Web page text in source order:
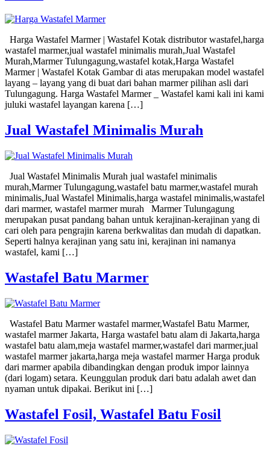
Harga Wastafel Marmer | Wastafel Kotak distributor wastafel,harga
wastafel marmer,jual wastafel minimalis murah,Jual Wastafel
Murah,Marmer Tulungagung,wastafel kotak,Harga Wastafel
Marmer | Wastafel Kotak Gambar di atas merupakan model wastafel
layang – layang yang di buat dari bahan marmer pilihan asli dari
Tulungagung. Harga Wastafel Marmer _ Wastafel kami kali ini kami
juluki wastafel layangan karena […]
Jual Wastafel Minimalis Murah
Jual Wastafel Minimalis Murah jual wastafel minimalis
murah,Marmer Tulungagung,wastafel batu marmer,wastafel murah
minimalis,Jual Wastafel Minimalis,harga wastafel minimalis,wastafel
dari marmer, wastafel marmer murah Marmer Tulungagung
merupakan pusat pandang bahan untuk kerajinan-kerajinan yang di
cari oleh para pengrajin karena berkwalitas dan mudah di dapatkan.
Seperti halnya kerajinan yang satu ini, kerajinan ini namanya
wastafel, kami […]
Wastafel Batu Marmer
Wastafel Batu Marmer wastafel marmer,Wastafel Batu Marmer,
wastafel marmer Jakarta, Harga wastafel batu alam di Jakarta,harga
wastafel batu alam,meja wastafel marmer,wastafel dari marmer,jual
wastafel marmer jakarta,harga meja wastafel marmer Harga produk
dari marmer apabila dibandingkan dengan produk impor lainnya
(dari logam) setara. Keunggulan produk dari batu adalah awet dan
nyaman untuk dipakai. Berikut ini […]
Wastafel Fosil, Wastafel Batu Fosil